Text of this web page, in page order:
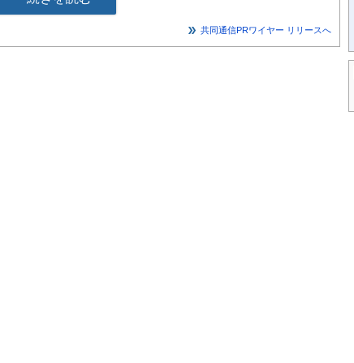
。
、ぜひ、よろしくお願いいたします。
共同通信PRワイヤー リリースへ